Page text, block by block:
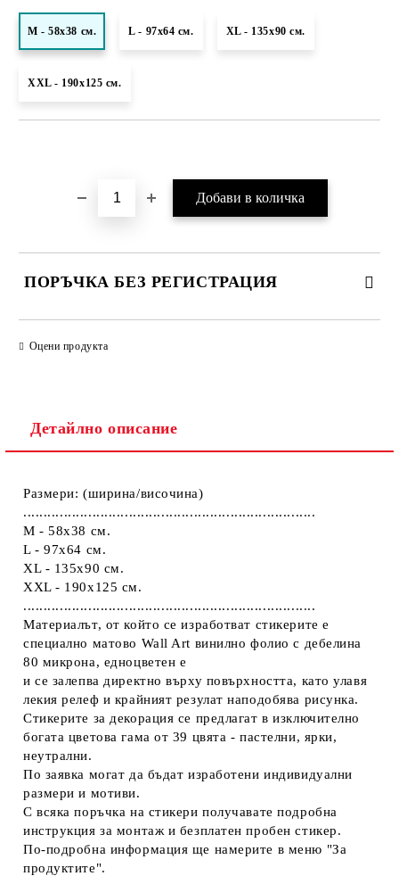
M - 58x38 см. L - 97x64 см. XL - 135x90 см.
XXL - 190х125 см.
ПОРЪЧКА БЕЗ РЕГИСТРАЦИЯ
Ние ще се свържем с вас в рамките на работния ден.
Оцени продукта
Детайлно описание
Размери: (ширина/височина)
........................................................................
M - 58x38 см.
L - 97x64 см.
XL - 135x90 см.
XXL - 190х125 см.
........................................................................
Материалът, от който се изработват стикерите е
специално матово Wall Art винилно фолио с дебелина
80 микрона, едноцветен е
и се залепва директно върху повърхността, като улавя
лекия релеф и крайният резулат наподобява рисунка.
Стикерите за декорация се предлагат в изключително
богата цветова гама от 39 цвята - пастелни, ярки,
неутрални.
По заявка могат да бъдат изработени индивидуални
размери и мотиви.
С всяка поръчка на стикери получавате подробна
инструкция за монтаж и безплатен пробен стикер.
По-подробна информация ще намерите в меню "За
продуктите".